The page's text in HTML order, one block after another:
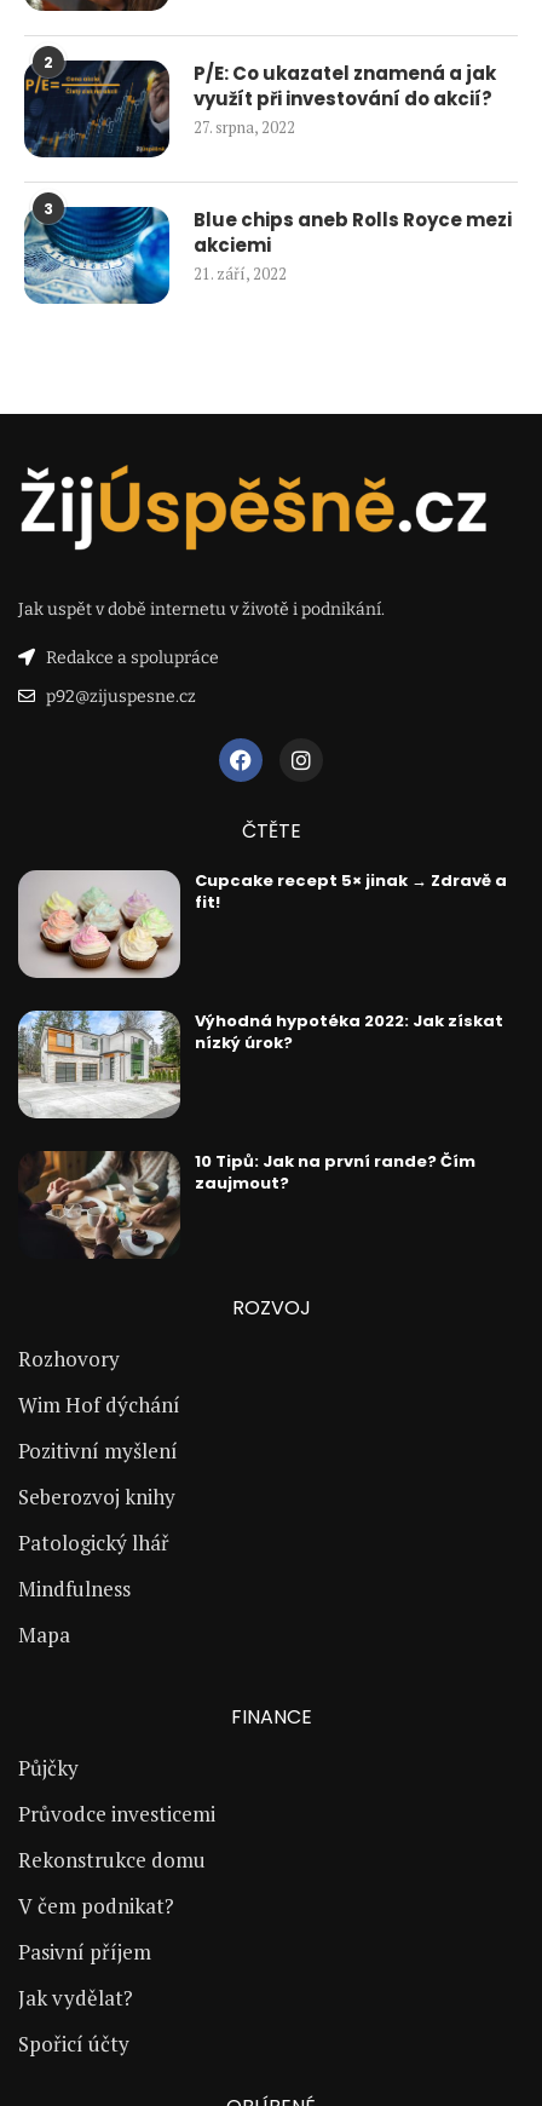
2
P/E: Co ukazatel znamená a jak
využít při investování do akcií?
27. srpna, 2022
3
Blue chips aneb Rolls Royce mezi
akciemi
21. září, 2022
Jak uspět v době internetu v životě i podnikání.
Redakce a spolupráce
p92@zijuspesne.cz
ČTĚTE
Cupcake recept 5× jinak → Zdravě a
fit!
Výhodná hypotéka 2022: Jak získat
nízký úrok?
10 Tipů: Jak na první rande? Čím
zaujmout?
ROZVOJ
Rozhovory
Wim Hof dýchání
Pozitivní myšlení
Seberozvoj knihy
Patologický lhář
Mindfulness
Mapa
FINANCE
Půjčky
Průvodce investicemi
Rekonstrukce domu
V čem podnikat?
Pasivní příjem
Jak vydělat?
Spořicí účty